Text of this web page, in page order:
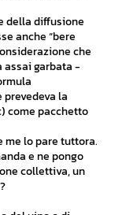
della diffusione
anche “bere
che
assai garbata -
la
come pacchetto
me lo pare tuttora.
e ne pongo
collettiva, un